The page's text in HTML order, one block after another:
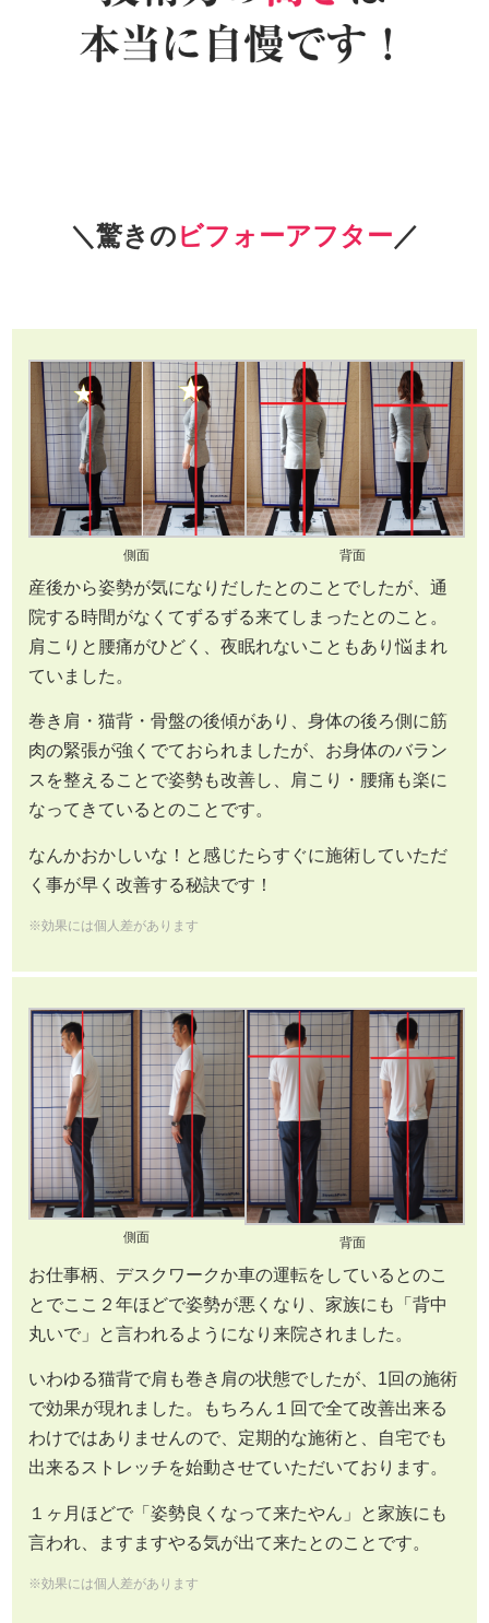
＼驚きのビフォーアフター／
側面 背面
産後から姿勢が気になりだしたとのことでしたが、通
院する時間がなくてずるずる来てしまったとのこと。
肩こりと腰痛がひどく、夜眠れないこともあり悩まれ
ていました。
巻き肩・猫背・骨盤の後傾があり、身体の後ろ側に筋
肉の緊張が強くでておられましたが、お身体のバラン
スを整えることで姿勢も改善し、肩こり・腰痛も楽に
なってきているとのことです。
なんかおかしいな！と感じたらすぐに施術していただ
く事が早く改善する秘訣です！
※効果には個人差があります
側面 背面
お仕事柄、デスクワークか車の運転をしているとのこ
とでここ２年ほどで姿勢が悪くなり、家族にも「背中
丸いで」と言われるようになり来院されました。
いわゆる猫背で肩も巻き肩の状態でしたが、1回の施術
で効果が現れました。もちろん１回で全て改善出来る
わけではありませんので、定期的な施術と、自宅でも
出来るストレッチを始動させていただいております。
１ヶ月ほどで「姿勢良くなって来たやん」と家族にも
言われ、ますますやる気が出て来たとのことです。
※効果には個人差があります